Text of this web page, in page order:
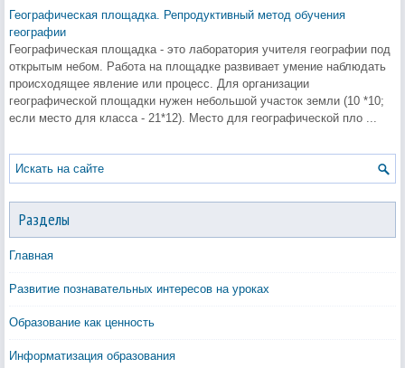
Географическая площадка. Репродуктивный метод обучения
географии
Географическая площадка - это лаборатория учителя географии под
открытым небом. Работа на площадке развивает умение наблюдать
происходящее явление или процесс. Для организации
географической площадки нужен небольшой участок земли (10 *10;
если место для класса - 21*12). Место для географической пло ...
Разделы
Главная
Развитие познавательных интересов на уроках
Образование как ценность
Информатизация образования